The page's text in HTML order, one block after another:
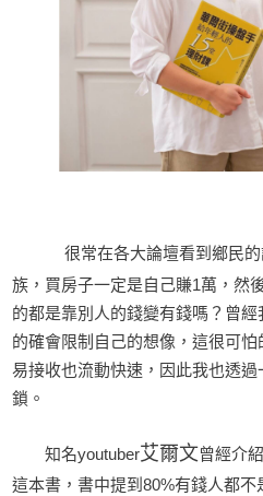
很常在各大論壇看到鄉民
族，買房子一定是自己賺1萬，然
的都是靠別人的錢變有錢嗎？曾
的確會限制自己的想像，這很可
易接收也流動快速，因此我也透
鎖。
知名youtuber艾爾文曾經介
這本書，書中提到80%有錢人都